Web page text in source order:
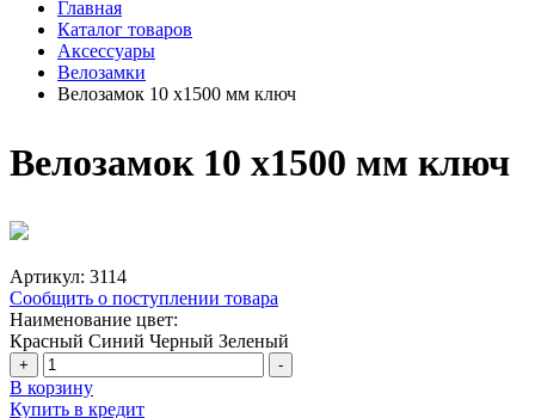
Главная
Каталог товаров
Аксессуары
Велозамки
Велозамок 10 х1500 мм ключ
Велозамок 10 х1500 мм ключ
Артикул: 3114
Сообщить о поступлении товара
Наименование цвет:
Красный Синий Черный Зеленый
+ -
В корзину
Купить в кредит